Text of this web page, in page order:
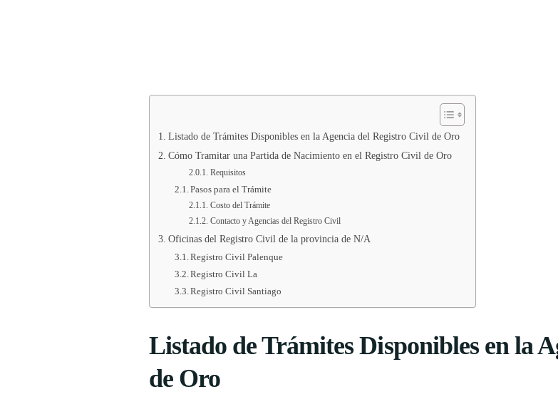
Listado de Trámites Disponibles en la Agencia del Registro Civil de Oro
Cómo Tramitar una Partida de Nacimiento en el Registro Civil de Oro
Requisitos
Pasos para el Trámite
Costo del Trámite
Contacto y Agencias del Registro Civil
Oficinas del Registro Civil de la provincia de N/A
Registro Civil Palenque
Registro Civil La
Registro Civil Santiago
Listado de Trámites Disponibles en la
de Oro